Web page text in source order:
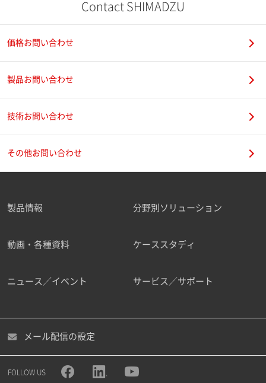
ご勤務先
職種
Contact SHIMADZU
価格お問い合わせ
製品お問い合わせ
技術お問い合わせ
その他お問い合わせ
製品情報 分野別ソリューション
動画・各種資料 ケーススタディ
ニュース／イベント サービス／サポート
メール配信の設定
FOLLOW US